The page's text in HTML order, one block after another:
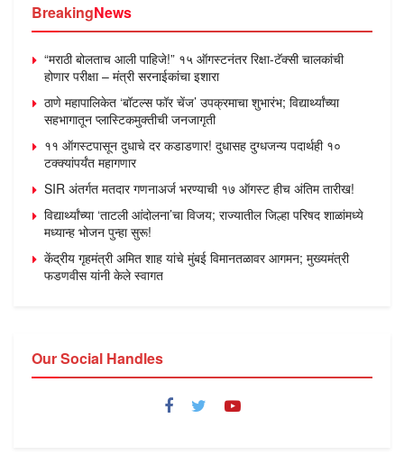
BreakingNews
“मराठी बोलताच आली पाहिजे!” १५ ऑगस्टनंतर रिक्षा-टॅक्सी चालकांची
होणार परीक्षा – मंत्री सरनाईकांचा इशारा
ठाणे महापालिकेत ‘बॉटल्स फॉर चेंज’ उपक्रमाचा शुभारंभ; विद्यार्थ्यांच्या
सहभागातून प्लास्टिकमुक्तीची जनजागृती
११ ऑगस्टपासून दुधाचे दर कडाडणार! दुधासह दुग्धजन्य पदार्थही १०
टक्क्यांपर्यंत महागणार
SIR अंतर्गत मतदार गणनाअर्ज भरण्याची १७ ऑगस्ट हीच अंतिम तारीख!
विद्यार्थ्यांच्या ‘ताटली आंदोलना’चा विजय; राज्यातील जिल्हा परिषद शाळांमध्ये
मध्यान्ह भोजन पुन्हा सुरू!
केंद्रीय गृहमंत्री अमित शाह यांचे मुंबई विमानतळावर आगमन; मुख्यमंत्री
फडणवीस यांनी केले स्वागत
Our Social Handles